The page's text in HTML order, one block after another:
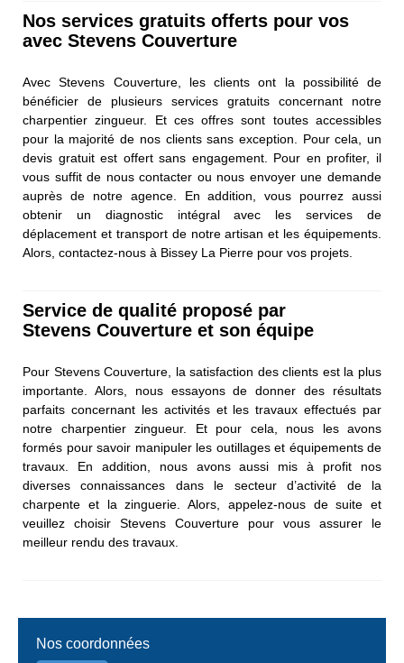
Nos services gratuits offerts pour vos
avec Stevens Couverture
Avec Stevens Couverture, les clients ont la possibilité de
bénéficier de plusieurs services gratuits concernant notre
charpentier zingueur. Et ces offres sont toutes accessibles
pour la majorité de nos clients sans exception. Pour cela, un
devis gratuit est offert sans engagement. Pour en profiter, il
vous suffit de nous contacter ou nous envoyer une demande
auprès de notre agence. En addition, vous pourrez aussi
obtenir un diagnostic intégral avec les services de
déplacement et transport de notre artisan et les équipements.
Alors, contactez-nous à Bissey La Pierre pour vos projets.
Service de qualité proposé par
Stevens Couverture et son équipe
Pour Stevens Couverture, la satisfaction des clients est la plus
importante. Alors, nous essayons de donner des résultats
parfaits concernant les activités et les travaux effectués par
notre charpentier zingueur. Et pour cela, nous les avons
formés pour savoir manipuler les outillages et équipements de
travaux. En addition, nous avons aussi mis à profit nos
diverses connaissances dans le secteur d’activité de la
charpente et la zinguerie. Alors, appelez-nous de suite et
veuillez choisir Stevens Couverture pour vous assurer le
meilleur rendu des travaux.
Nos coordonnées